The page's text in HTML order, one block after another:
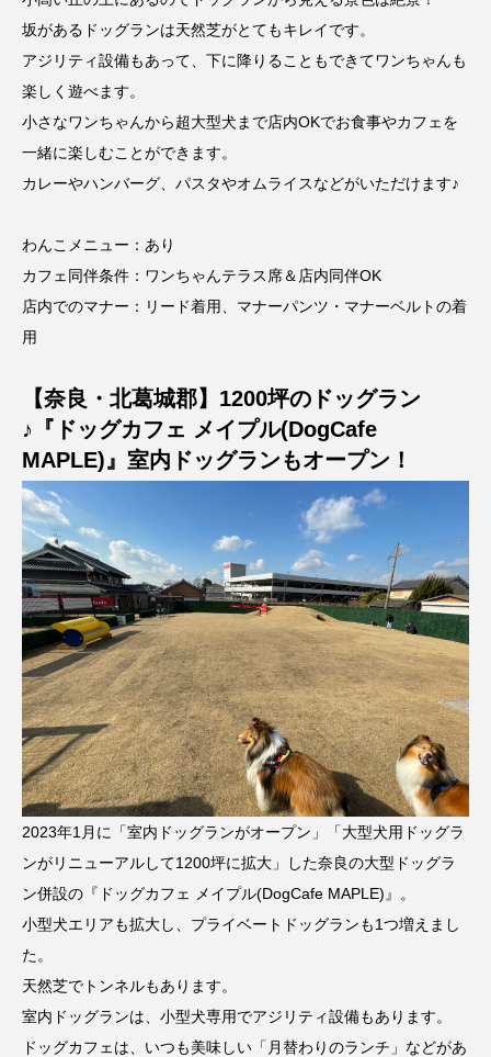
坂があるドッグランは天然芝がとてもキレイです。
アジリティ設備もあって、下に降りることもできてワンちゃんも
楽しく遊べます。
小さなワンちゃんから超大型犬まで店内OKでお食事やカフェを
一緒に楽しむことができます。
カレーやハンバーグ、パスタやオムライスなどがいただけます♪
わんこメニュー：あり
カフェ同伴条件：ワンちゃんテラス席＆店内同伴OK
店内でのマナー：リード着用、マナーパンツ・マナーベルトの着
用
【奈良・北葛城郡】1200坪のドッグラン
♪『ドッグカフェ メイプル(DogCafe
MAPLE)』室内ドッグランもオープン！
2023年1月に「室内ドッグランがオープン」「大型犬用ドッグラ
ンがリニューアルして1200坪に拡大」した奈良の大型ドッグラ
ン併設の『ドッグカフェ メイプル(DogCafe MAPLE)』。
小型犬エリアも拡大し、プライベートドッグランも1つ増えまし
た。
天然芝でトンネルもあります。
室内ドッグランは、小型犬専用でアジリティ設備もあります。
ドッグカフェは、いつも美味しい「月替わりのランチ」などがあ